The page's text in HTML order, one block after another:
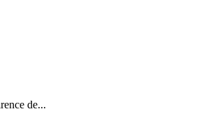
de...